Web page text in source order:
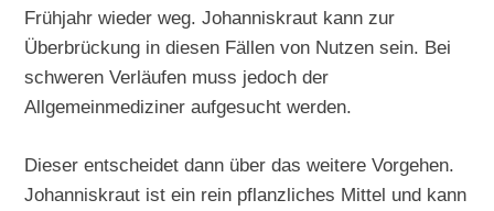
Frühjahr wieder weg. Johanniskraut kann zur
Überbrückung in diesen Fällen von Nutzen sein. Bei
schweren Verläufen muss jedoch der
Allgemeinmediziner aufgesucht werden.
Dieser entscheidet dann über das weitere Vorgehen.
Johanniskraut ist ein rein pflanzliches Mittel und kann